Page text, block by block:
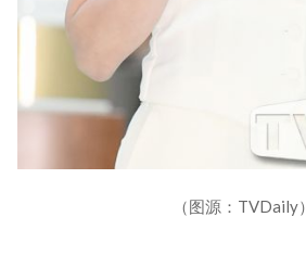
（图源：TVDaily）